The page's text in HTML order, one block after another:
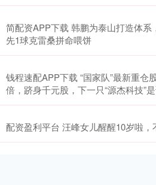
简配资APP下载 韩鹏为泰山打造体系
先1球克雷桑拼命喂饼
钱程速配APP下载 “国家队”最新重仓
倍，跻身千元股，下一只“源杰科技”
配资盈利平台 汪峰女儿醒醒10岁啦